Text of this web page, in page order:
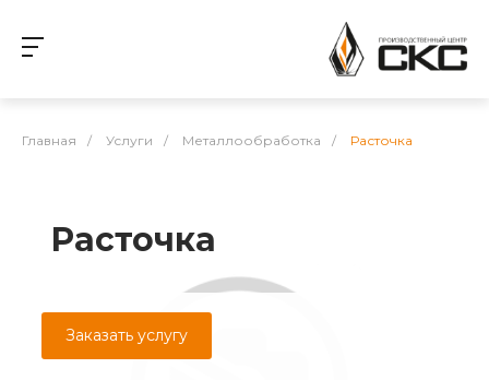
Главная / Услуги / Металлообработка / Расточка
Расточка
Заказать услугу